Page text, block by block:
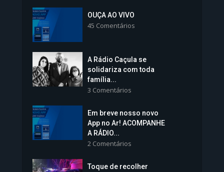
Colégios da Polícia...
Vice-Prefeita Sheila Lemos
tomará posse nesta...
1.101 Modos de exibição
OUÇA AO VIVO
45 Comentários
A Rádio Caçula se
solidariza com toda
família...
3 Comentários
Em breve nosso novo
App no Ar! ACOMPANHE
A RÁDIO...
2 Comentários
Toque de recolher